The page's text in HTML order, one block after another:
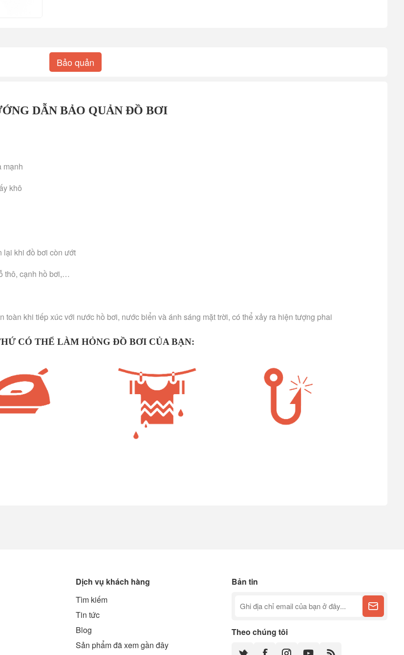
Bảo quản
DẪN BẢO QUẢN ĐỒ BƠI
mạnh
khô
lại khi đồ bơi còn ướt
thô, cạnh hồ bơi,…
khi tiếp xúc với nước hồ bơi, nước biển và ánh sáng mặt trời, có thể xảy ra hiện tượng phai
CÓ THỂ LÀM HỎNG ĐỒ BƠI CỦA BẠN:
Dịch vụ khách hàng
Tìm kiếm
Tin tức
Blog
Sản phẩm đã xem gần đây
Bản tin
Theo chúng tôi